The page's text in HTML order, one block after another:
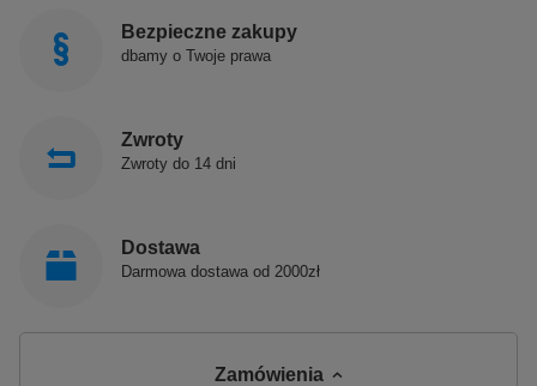
Bezpieczne zakupy
dbamy o Twoje prawa
Zwroty
Zwroty do 14 dni
Dostawa
Darmowa dostawa od 2000zł
Zamówienia